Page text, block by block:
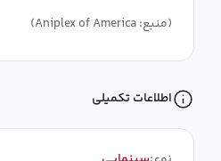
(منبع: Aniplex of America)
اطلاعات تکمیلی